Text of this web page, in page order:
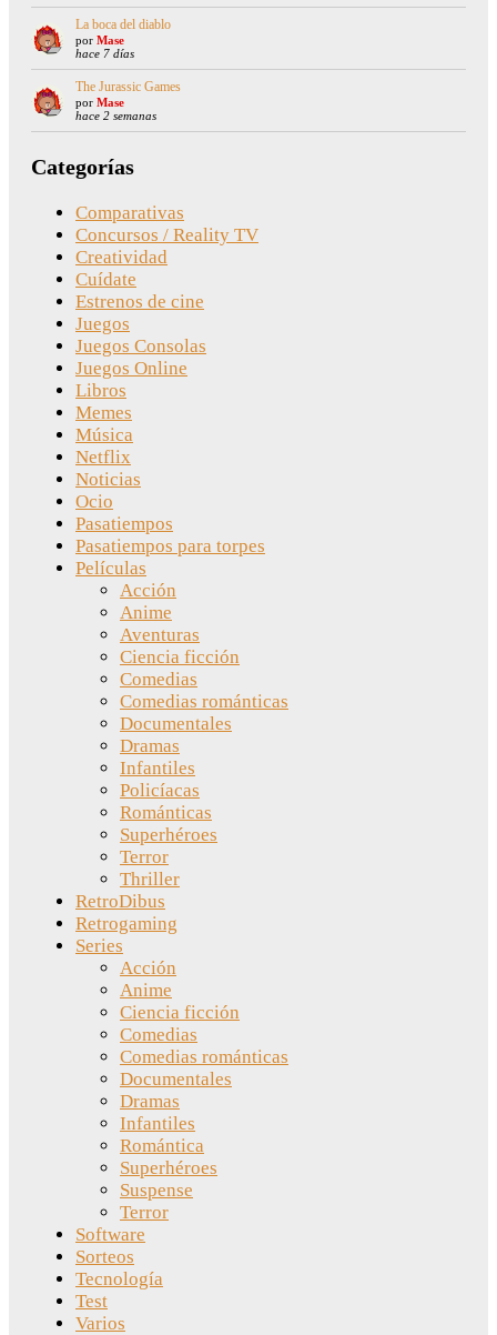
La boca del diablo
por Mase
hace 7 días
The Jurassic Games
por Mase
hace 2 semanas
Categorías
Comparativas
Concursos / Reality TV
Creatividad
Cuídate
Estrenos de cine
Juegos
Juegos Consolas
Juegos Online
Libros
Memes
Música
Netflix
Noticias
Ocio
Pasatiempos
Pasatiempos para torpes
Películas
Acción
Anime
Aventuras
Ciencia ficción
Comedias
Comedias románticas
Documentales
Dramas
Infantiles
Policíacas
Románticas
Superhéroes
Terror
Thriller
RetroDibus
Retrogaming
Series
Acción
Anime
Ciencia ficción
Comedias
Comedias románticas
Documentales
Dramas
Infantiles
Romántica
Superhéroes
Suspense
Terror
Software
Sorteos
Tecnología
Test
Varios